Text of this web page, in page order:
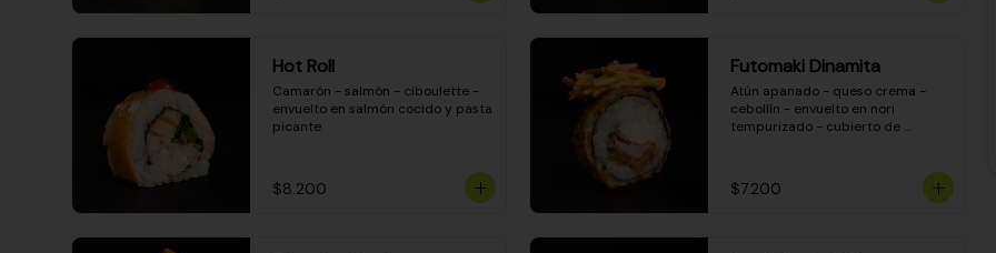
Hot Roll
Camarón - salmón - ciboulette -
envuelto en salmón cocido y pasta
picante
$8.200
Futomaki Dinamita
Atún apanado - queso crema -
cebollín - envuelto en nori
tempurizado - cubierto de
$7.200